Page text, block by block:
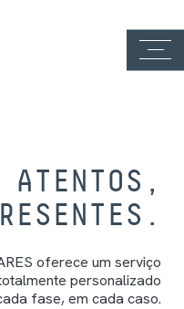
ATENTOS,
oferece um serviço
personalizado
fase, em cada caso.